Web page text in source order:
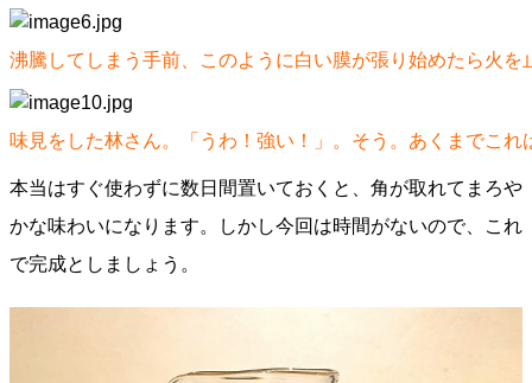
沸騰してしまう手前、このように白い膜が張り始めたら火を
味見をした林さん。「うわ！強い！」。そう。あくまでこれ
本当はすぐ使わずに数日間置いておくと、角が取れてまろや
かな味わいになります。しかし今回は時間がないので、これ
で完成としましょう。